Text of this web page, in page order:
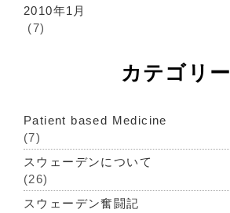
2010年1月
(7)
カテゴリー
Patient based Medicine
(7)
スウェーデンについて
(26)
スウェーデン奮闘記